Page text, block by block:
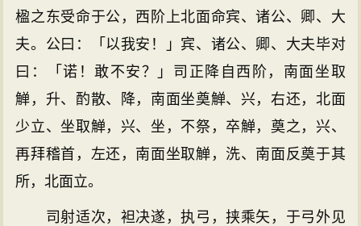
楹之东受命于公，西阶上北面命宾、诸公、卿、大
夫。公曰：「以我安！」宾、诸公、卿、大夫毕对
曰：「诺！敢不安？」司正降自西阶，南面坐取
觯，升、酌散、降，南面坐奠觯、兴，右还，北面
少立、坐取觯，兴、坐，不祭，卒觯，奠之，兴、
再拜稽首，左还，南面坐取觯，洗、南面反奠于其
所，北面立。
司射适次，袒决遂，执弓，挟乘矢，于弓外见